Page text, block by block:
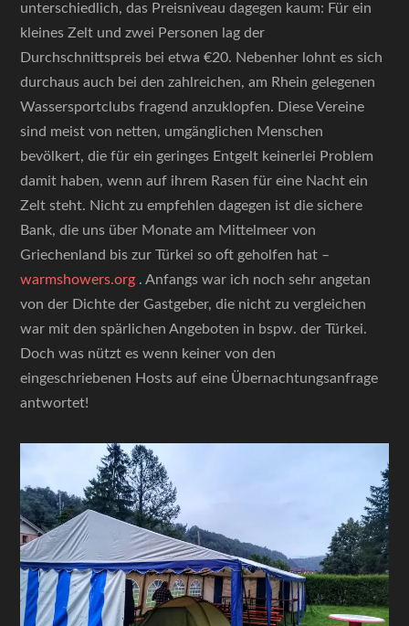
unterschiedlich, das Preisniveau dagegen kaum: Für ein
kleines Zelt und zwei Personen lag der
Durchschnittspreis bei etwa €20. Nebenher lohnt es sich
durchaus auch bei den zahlreichen, am Rhein gelegenen
Wassersportclubs fragend anzuklopfen. Diese Vereine
sind meist von netten, umgänglichen Menschen
bevölkert, die für ein geringes Entgelt keinerlei Problem
damit haben, wenn auf ihrem Rasen für eine Nacht ein
Zelt steht. Nicht zu empfehlen dagegen ist die sichere
Bank, die uns über Monate am Mittelmeer von
Griechenland bis zur Türkei so oft geholfen hat –
warmshowers.org . Anfangs war ich noch sehr angetan
von der Dichte der Gastgeber, die nicht zu vergleichen
war mit den spärlichen Angeboten in bspw. der Türkei.
Doch was nützt es wenn keiner von den
eingeschriebenen Hosts auf eine Übernachtungsanfrage
antwortet!